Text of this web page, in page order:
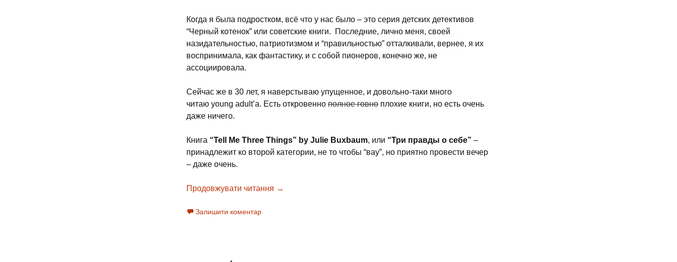
Когда я была подростком, всё что у нас было – это серия детских детективов
“Черный котенок” или советские книги. Последние, лично меня, своей
назидательностью, патриотизмом и “правильностью” отталкивали, вернее, я их
воспринимала, как фантастику, и с собой пионеров, конечно же, не
ассоциировала.
Сейчас же в 30 лет, я наверстываю упущенное, и довольно-таки много
читаю young adult’а. Есть откровенно полное говно плохие книги, но есть очень
даже ничего.
Книга “Tell Me Three Things” by Julie Buxbaum, или “Три правды о себе” –
принадлежит ко второй категории, не то чтобы “вау”, но приятно провести вечер
– даже очень.
Продовжувати читання Tell Me Three Things by Julie Buxbaum
→
Залишити коментар